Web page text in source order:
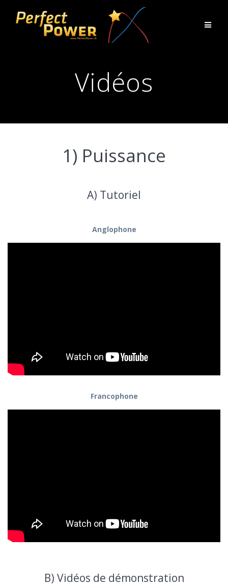
to
content
Vidéos
1) Puissance
A) Tutoriel
Anglophone
Francophone
B) Vidéos de démonstration